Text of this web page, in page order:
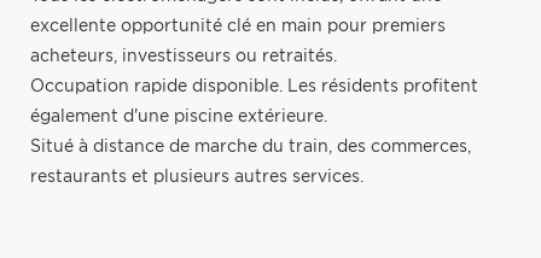
excellente opportunité clé en main pour premiers
acheteurs, investisseurs ou retraités.
Occupation rapide disponible. Les résidents profitent
également d'une piscine extérieure.
Situé à distance de marche du train, des commerces,
restaurants et plusieurs autres services.